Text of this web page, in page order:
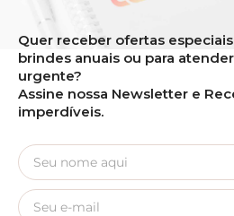
Quer receber ofertas
brindes anuais ou para
urgente?
Assine nossa Newsletter e
imperdíveis.